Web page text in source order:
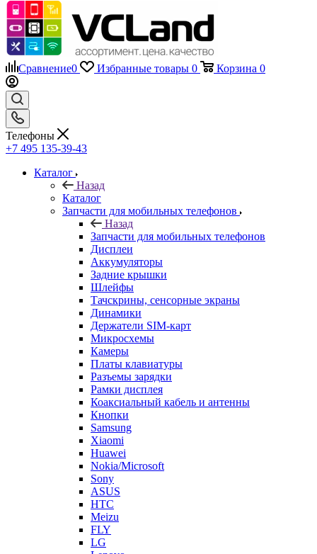
Сравнение0 Избранные товары 0 Корзина 0
Телефоны
+7 495 135-39-43
Каталог
Назад
Каталог
Запчасти для мобильных телефонов
Назад
Запчасти для мобильных телефонов
Дисплеи
Аккумуляторы
Задние крышки
Шлейфы
Тачскрины, сенсорные экраны
Динамики
Держатели SIM-карт
Микросхемы
Камеры
Платы клавиатуры
Разъемы зарядки
Рамки дисплея
Коаксиальный кабель и антенны
Кнопки
Samsung
Xiaomi
Huawei
Nokia/Microsoft
Sony
ASUS
HTC
Meizu
FLY
LG